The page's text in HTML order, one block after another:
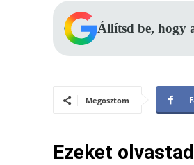
Állítsd be, hogy
Megosztom
Ezeket